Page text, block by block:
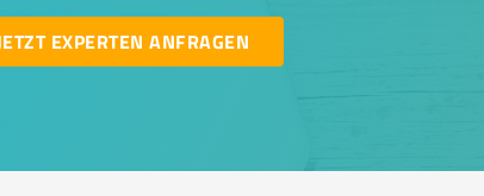
EXPERTEN ANFRAGEN